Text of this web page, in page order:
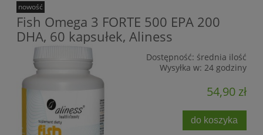
Fish Omega 3 FORTE 500 EPA 200
DHA, 60 kapsułek, Aliness
Dostępność: średnia ilość
Wysyłka w: 24 godziny
54,90 zł
do koszyka
nowość